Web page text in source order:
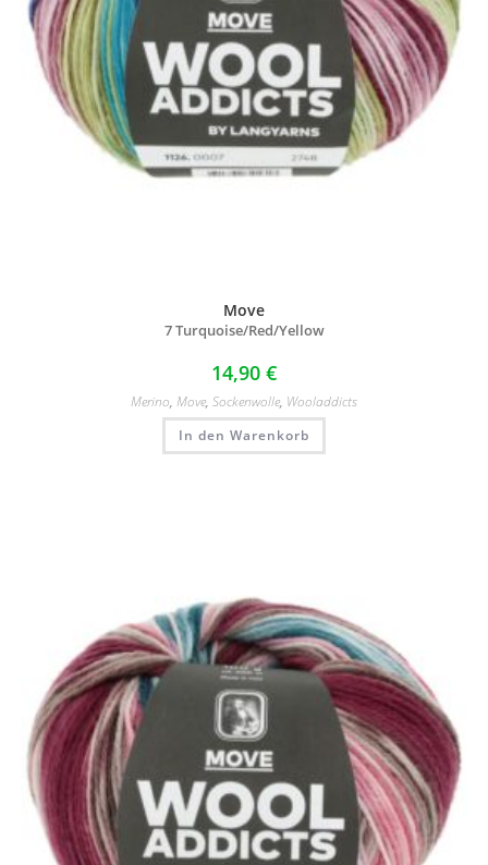
Move
7 Turquoise/Red/Yellow
14,90 €
Merino, Move, Sockenwolle, Wooladdicts
In den Warenkorb